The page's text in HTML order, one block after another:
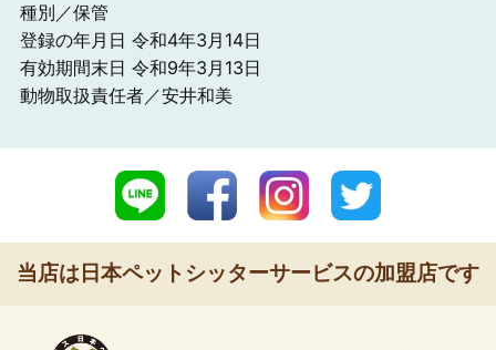
種別／保管
登録の年月日 令和4年3月14日
有効期間末日 令和9年3月13日
動物取扱責任者／安井和美
当店は日本ペットシッターサービスの加盟店です